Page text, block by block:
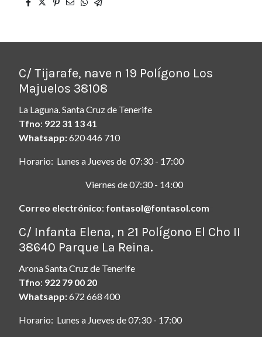
C/ Tijarafe, nave n 19 Polígono Los
Majuelos 38108
La Laguna. Santa Cruz de Tenerife
Tfno: 922 31 13 41
Whatsapp:620 446 710
Horario: Lunes a Jueves de 07:30 - 17:00
Viernes de 07:30 - 14:00
Correo electrónico: fontasol@fontasol.com
C/ Infanta Elena, n 21 Polígono El Cho II
38640 Parque La Reina.
Arona Santa Cruz de Tenerife
Tfno: 922 79 00 20
Whatsapp:672 668 400
Horario: Lunes a Jueves de 07:30 - 17:00